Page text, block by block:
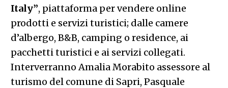
Italy”, piattaforma per vendere online
prodotti e servizi turistici; dalle camere
d’albergo, B&B, camping o residence, ai
pacchetti turistici e ai servizi collegati.
Interverranno Amalia Morabito assessore al
turismo del comune di Sapri, Pasquale